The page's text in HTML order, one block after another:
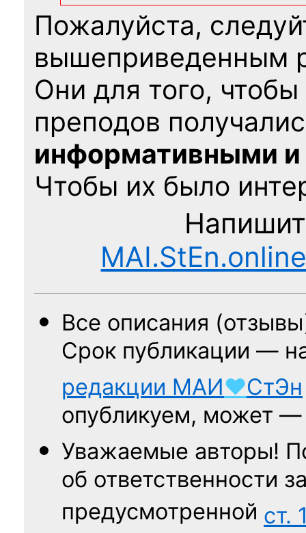
Пожалуйста,
вышеприведенным
Они для того,
преподов
информативными
Чтобы их было
Все описания
Срок публикации —
редакции МАИ♥СтЭн
опубликуем, может
Уважаемые авторы!
об ответственности
предусмотренной ст.